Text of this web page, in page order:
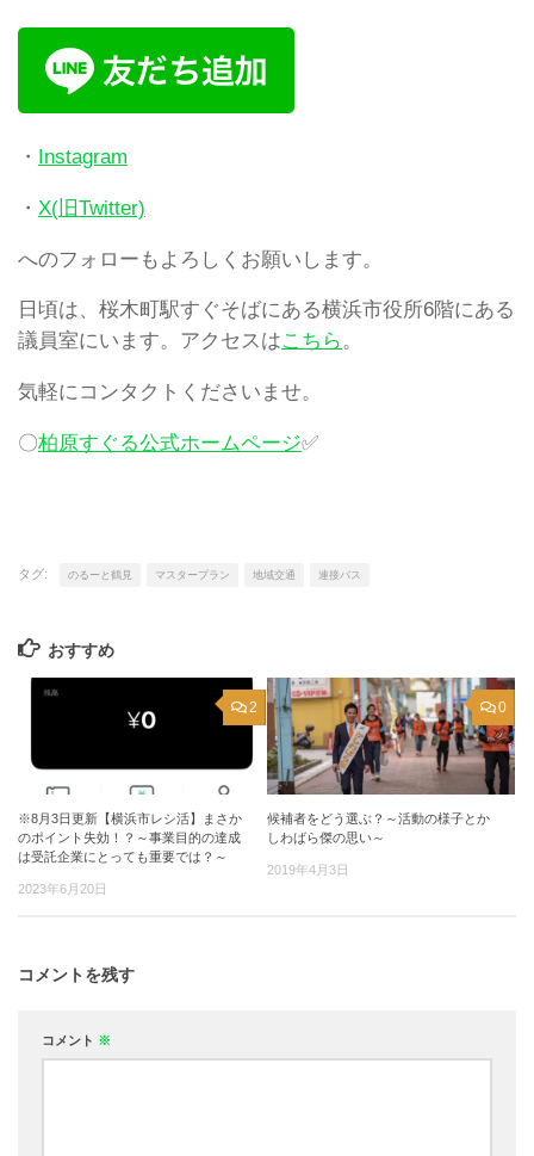
・ Instagram
・ X(旧Twitter)
へのフォローもよろしくお願いします。
日頃は、桜木町駅すぐそばにある横浜市役所6階にある
議員室にいます。アクセスはこちら。
気軽にコンタクトくださいませ。
〇柏原すぐる公式ホームページ✅
タグ: のるーと鶴見 マスタープラン 地域交通 連接バス
おすすめ
2
※8月3日更新【横浜市レシ活】まさか
のポイント失効！？～事業目的の達成
は受託企業にとっても重要では？～
2023年6月20日
0
候補者をどう選ぶ？～活動の様子とか
しわばら傑の思い～
2019年4月3日
コメントを残す
コメント ※